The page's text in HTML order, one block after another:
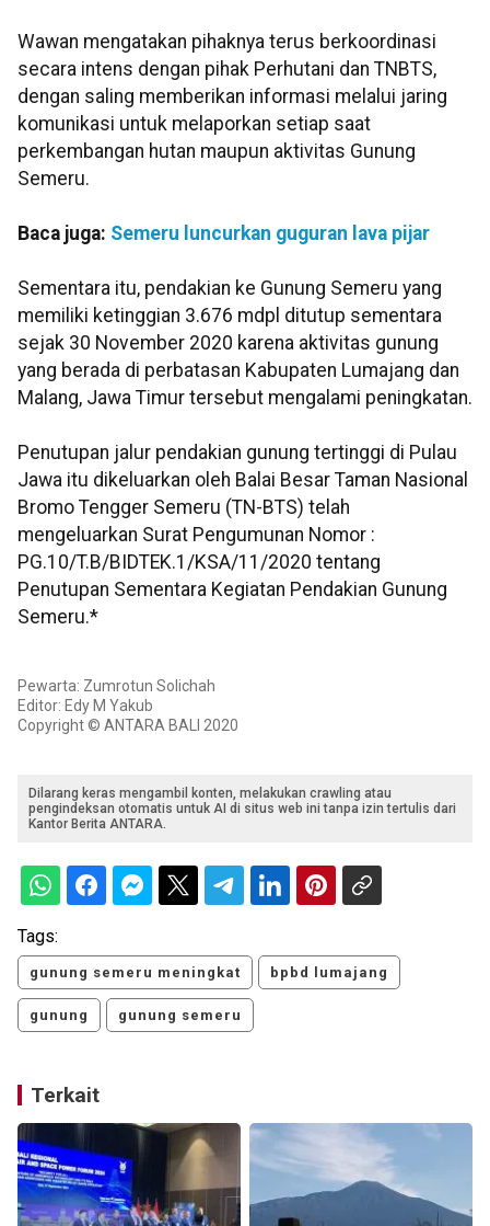
Wawan mengatakan pihaknya terus berkoordinasi
secara intens dengan pihak Perhutani dan TNBTS,
dengan saling memberikan informasi melalui jaring
komunikasi untuk melaporkan setiap saat
perkembangan hutan maupun aktivitas Gunung
Semeru.
Baca juga: Semeru luncurkan guguran lava pijar
Sementara itu, pendakian ke Gunung Semeru yang
memiliki ketinggian 3.676 mdpl ditutup sementara
sejak 30 November 2020 karena aktivitas gunung
yang berada di perbatasan Kabupaten Lumajang dan
Malang, Jawa Timur tersebut mengalami peningkatan.
Penutupan jalur pendakian gunung tertinggi di Pulau
Jawa itu dikeluarkan oleh Balai Besar Taman Nasional
Bromo Tengger Semeru (TN-BTS) telah
mengeluarkan Surat Pengumunan Nomor :
PG.10/T.B/BIDTEK.1/KSA/11/2020 tentang
Penutupan Sementara Kegiatan Pendakian Gunung
Semeru.*
Pewarta: Zumrotun Solichah
Editor: Edy M Yakub
Copyright © ANTARA BALI 2020
Dilarang keras mengambil konten, melakukan crawling atau
pengindeksan otomatis untuk AI di situs web ini tanpa izin tertulis dari
Kantor Berita ANTARA.
Tags:
gunung semeru meningkat bpbd lumajang
gunung gunung semeru
Terkait